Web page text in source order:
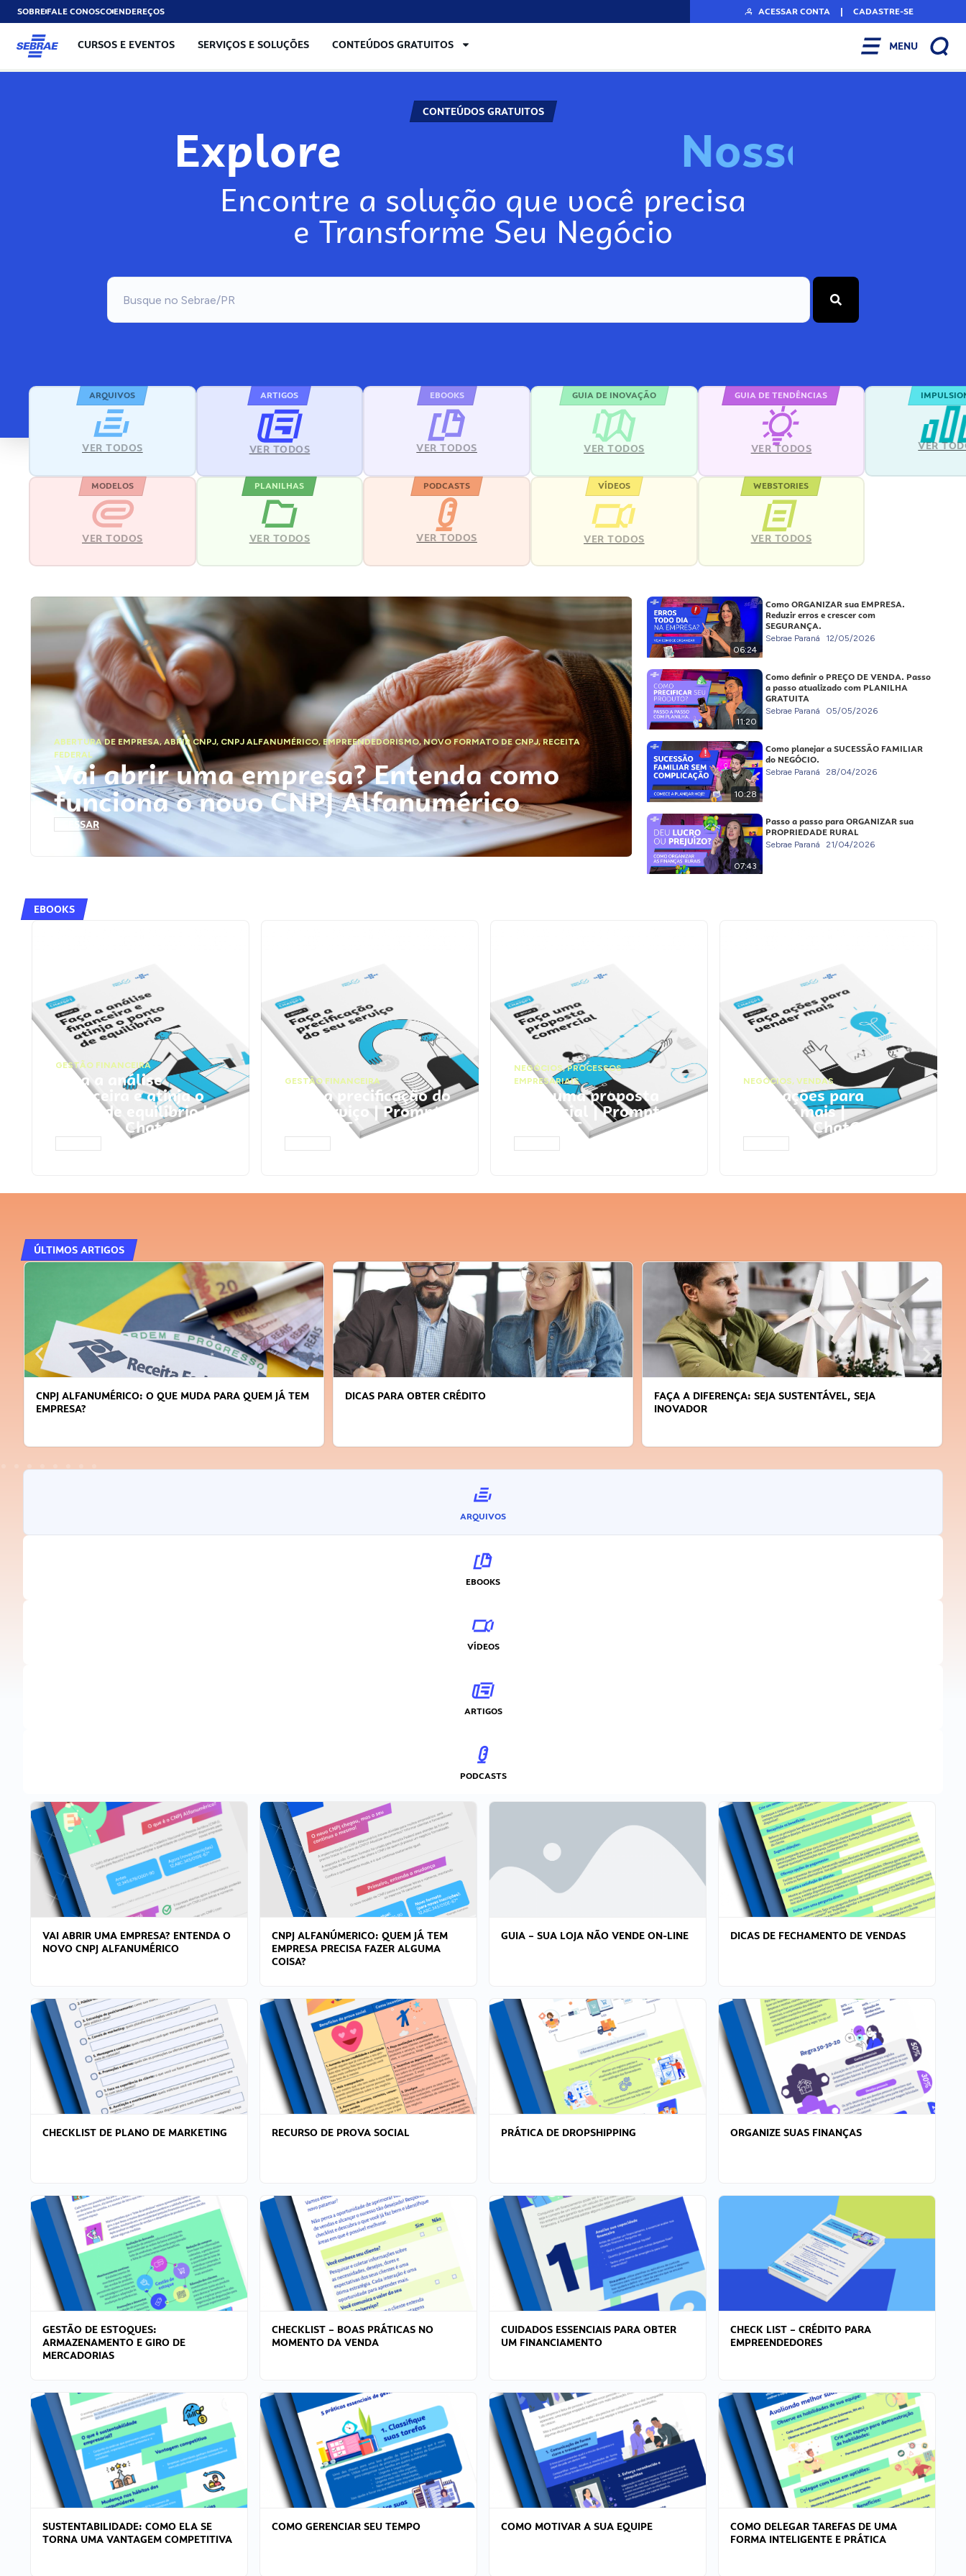
SOBREFALE CONOSCOENDEREÇOS ACESSAR CONTA | CADASTRE-SE
CURSOS E EVENTOS SERVIÇOS E SOLUÇÕES CONTEÚDOS GRATUITOS MENU
CONTEÚDOS GRATUITOS
Explore Nosso
Encontre a solução que você precisa
e Transforme Seu Negócio
ARQUIVOS
VER TODOS
ARTIGOS
VER TODOS
EBOOKS
VER TODOS
GUIA DE INOVAÇÃO
VER TODOS
GUIA DE TENDÊNCIAS
VER TODOS VER
MODELOS
VER TODOS
PLANILHAS
VER TODOS
PODCASTS
VER TODOS
VÍDEOS
VER TODOS
WEBSTORIES
VER TODOS
ABERTURA DE EMPRESA,ABRIR CNPJ, CNPJ ALFANUMÉRICO, EMPREENDEDORISMO,NOVO FORMATO DE CNPJ,RECEITA
FEDERAL
Vai abrir uma empresa? Entenda como
funciona o novo CNPJ Alfanumérico
ACESSAR
06:24
Como ORGANIZAR sua EMPRESA.
Reduzir erros e crescer com
SEGURANÇA.
Sebrae Paraná 12/05/2026
11:20
Como definir o PREÇO DE VENDA. Passo
a passo atualizado com PLANILHA
GRATUITA
Sebrae Paraná 05/05/2026
10:28
Como planejar a SUCESSÃO FAMILIAR
do NEGÓCIO.
Sebrae Paraná 28/04/2026
07:43
Passo a passo para ORGANIZAR sua
PROPRIEDADE RURAL
Sebrae Paraná 21/04/2026
EBOOKS
GESTÃO FINANCEIRA
Faça a análise
financeira e atinja o
ponto de equilíbrio |
Prompts ChatGPT
GESTÃO FINANCEIRA
Faça a precificação do
seu serviço | Prompts
ChatGPT
NEGÓCIOS,PROCESSOS
EMPRESARIAIS
Faça uma proposta
comercial | Prompts
ChatGPT
NEGÓCIOS, VENDAS
Faça ações para
vender mais |
Prompts ChatGPT
ÚLTIMOS ARTIGOS
CNPJ ALFANUMÉRICO: O QUE MUDA PARA QUEM JÁ TEM
EMPRESA?
DICAS PARA OBTER CRÉDITO
FAÇA A DIFERENÇA: SEJA SUSTENTÁVEL, SEJA
INOVADOR
ARQUIVOS
EBOOKS
VÍDEOS
ARTIGOS
PODCASTS
VAI ABRIR UMA EMPRESA? ENTENDA O
NOVO CNPJ ALFANUMÉRICO
CNPJ ALFANÚMERICO: QUEM JÁ TEM
EMPRESA PRECISA FAZER ALGUMA
COISA?
GUIA – SUA LOJA NÃO VENDE ON-LINE DICAS DE FECHAMENTO DE VENDAS
CHECKLIST DE PLANO DE MARKETING RECURSO DE PROVA SOCIAL PRÁTICA DE DROPSHIPPING ORGANIZE SUAS FINANÇAS
GESTÃO DE ESTOQUES:
ARMAZENAMENTO E GIRO DE
MERCADORIAS
CHECKLIST – BOAS PRÁTICAS NO
MOMENTO DA VENDA
CUIDADOS ESSENCIAIS PARA OBTER
UM FINANCIAMENTO
CHECK LIST – CRÉDITO PARA
EMPREENDEDORES
SUSTENTABILIDADE: COMO ELA SE
TORNA UMA VANTAGEM COMPETITIVA
COMO GERENCIAR SEU TEMPO COMO MOTIVAR A SUA EQUIPE
COMO DELEGAR TAREFAS DE UMA
FORMA INTELIGENTE E PRÁTICA